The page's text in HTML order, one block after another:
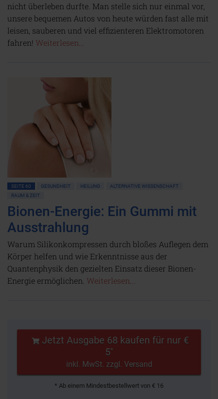
nicht überleben durfte. Man stelle sich nur einmal vor,
unsere bequemen Autos von heute würden fast alle mit
leisen, sauberen und viel effizienteren Elektromotoren
fahren! Weiterlesen...
SEITE 60 GESUNDHEIT HEILUNG
ALTERNATIVE WISSENSCHAFT
RAUM & ZEIT
Bionen-Energie: Ein Gummi mit
Ausstrahlung
Warum Silikonkompressen durch bloßes Auflegen dem
Körper helfen und wie Erkenntnisse aus der
Quantenphysik den gezielten Einsatz dieser Bionen-
Energie ermöglichen. Weiterlesen...
Jetzt Ausgabe 68 kaufen für nur €
5*
inkl. MwSt. zzgl. Versand
* Ab einem Mindestbestellwert von € 16